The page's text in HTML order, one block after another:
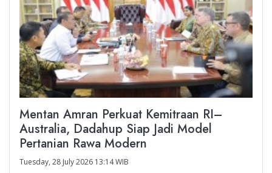
Mentan Amran Perkuat Kemitraan RI–
Australia, Dadahup Siap Jadi Model
Pertanian Rawa Modern
Tuesday, 28 July 2026 13:14 WIB